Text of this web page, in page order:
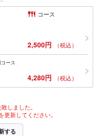
コース
2,500円 （税込）
ース
4,280円 （税込）
しました。
新してください。
する